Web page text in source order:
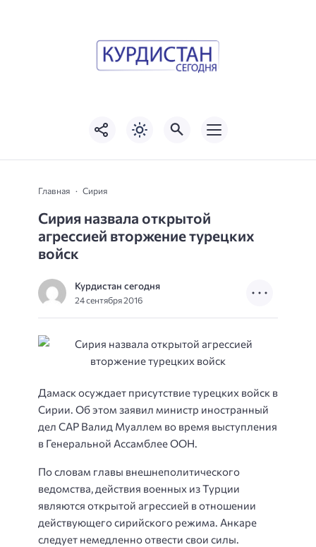
Главная Сирия
Сирия назвала открытой
агрессией вторжение турецких
войск
Курдистан сегодня
24 сентября 2016
Дамаск осуждает присутствие турецких войск в
Сирии. Об этом заявил министр иностранный
дел САР Валид Муаллем во время выступления
в Генеральной Ассамблее ООН.
По словам главы внешнеполитического
ведомства, действия военных из Турции
являются открытой агрессией в отношении
действующего сирийского режима. Анкаре
следует немедленно отвести свои силы.